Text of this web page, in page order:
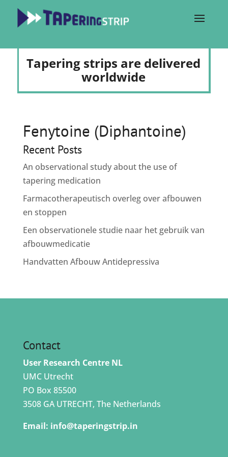
Tapering strips are delivered
worldwide
Fenytoine (Diphantoine)
Recent Posts
An observational study about the use of
tapering medication
Farmacotherapeutisch overleg over afbouwen
en stoppen
Een observationele studie naar het gebruik van
afbouwmedicatie
Handvatten Afbouw Antidepressiva
Contact
User Research Centre NL
UMC Utrecht
PO Box 85500
3508 GA UTRECHT, The Netherlands
Email: info@taperingstrip.in